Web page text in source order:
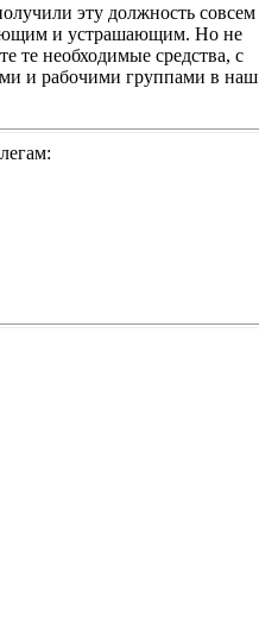
эту должность совсем
и устрашающим. Но не
те необходимые средства, с
и рабочими группами в наш